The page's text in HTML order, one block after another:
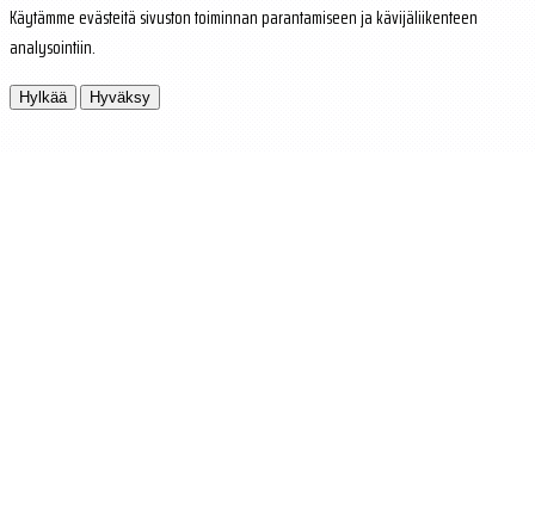
Käytämme evästeitä sivuston toiminnan parantamiseen ja kävijäliikenteen
analysointiin.
Hylkää Hyväksy